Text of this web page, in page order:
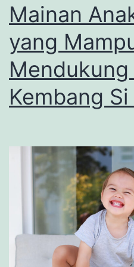
Mainan
yang
Mendukung
Kembang